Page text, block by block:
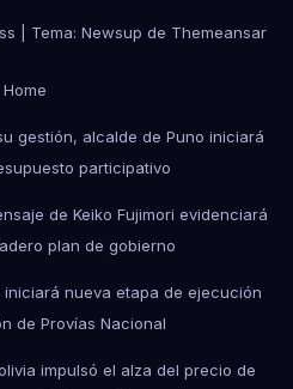
Tema: Newsup de Themeansar
Home
gestión, alcalde de Puno iniciará
participativo
de Keiko Fujimori evidenciará
plan de gobierno
nueva etapa de ejecución
de Provías Nacional
impulsó el alza del precio de